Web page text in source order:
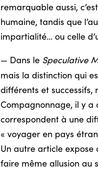
remarquable aussi,
humaine, tandis que
impartialité… ou celle
— Dans le Speculative
mais la distinction qui
différents et
Compagnonnage, il y a
correspondent à une
« voyager en pays
Un autre article expose
faire même allusion au